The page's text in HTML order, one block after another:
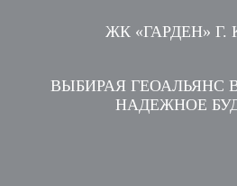
ЖК «ГАРДЕН» Г.
ВЫБИРАЯ ГЕОАЛЬЯНС
НАДЕЖНОЕ